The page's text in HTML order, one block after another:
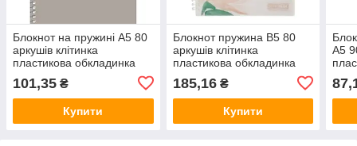
Блокнот на пружині A5 80
аркушів клітинка
пластикова обкладинка
Школярик (топ-3)
101,35 ₴
Купити
Блокнот пружина В5 80
аркушів клітинка
пластикова обкладинка
BM.2586-27 Buromax
185,16₴
Купити
А5